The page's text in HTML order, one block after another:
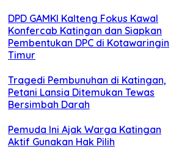
DPD GAMKI Kalteng Fokus Kawal
Konfercab Katingan dan Siapkan
Pembentukan DPC di Kotawaringin
Timur
Tragedi Pembunuhan di Katingan,
Petani Lansia Ditemukan Tewas
Bersimbah Darah
Pemuda Ini Ajak Warga Katingan
Aktif Gunakan Hak Pilih